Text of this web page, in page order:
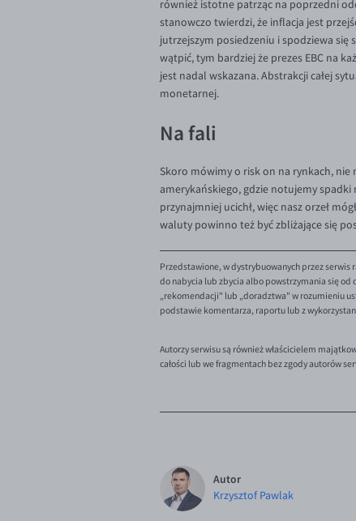
również istotne patrząc na poprzedni
stanowczo twierdzi, że inflacja jest
jutrzejszym posiedzeniu i spodziewa się
wątpić, tym bardziej że prezes EBC na
jest nadal wskazana. Abstrakcji całej
monetarnej.
Na fali
Skoro mówimy o risk on na rynkach, nie
amerykańskiego, gdzie notujemy spadki
przynajmniej ucichł, więc nasz orzeł
waluty powinno też być zbliżające się
Przedstawione, w dystrybuowanych przez
do nabycia lub zbycia albo powstrzymania się
„rekomendacji" lub „doradztwa" w rozumieniu
podstawie komentarza, raportu lub z
Autorzy serwisu są również właścicielem
całości lub we fragmentach bez zgody autorów
Autor
Krzysztof Pawlak